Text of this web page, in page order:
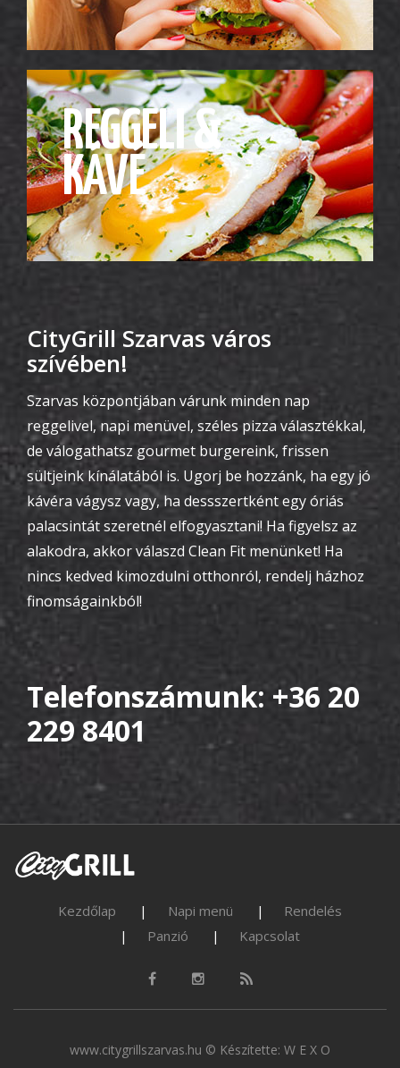
REGGELI &
KÁVÉ
CityGrill Szarvas város
szívében!
Szarvas központjában várunk minden nap
reggelivel, napi menüvel, széles pizza választékkal,
de válogathatsz gourmet burgereink, frissen
sültjeink kínálatából is. Ugorj be hozzánk, ha egy jó
kávéra vágysz vagy, ha dessszertként egy óriás
palacsintát szeretnél elfogyasztani! Ha figyelsz az
alakodra, akkor válaszd Clean Fit menünket! Ha
nincs kedved kimozdulni otthonról, rendelj házhoz
finomságainkból!
Telefonszámunk: +36 20
229 8401
Kezdőlap Napi menü
Rendelés
Panzió
Kapcsolat
www.citygrillszarvas.hu © Készítette: W E X O